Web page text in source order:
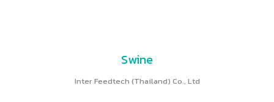
Swine
Inter Feedtech (Thailand) Co., Ltd